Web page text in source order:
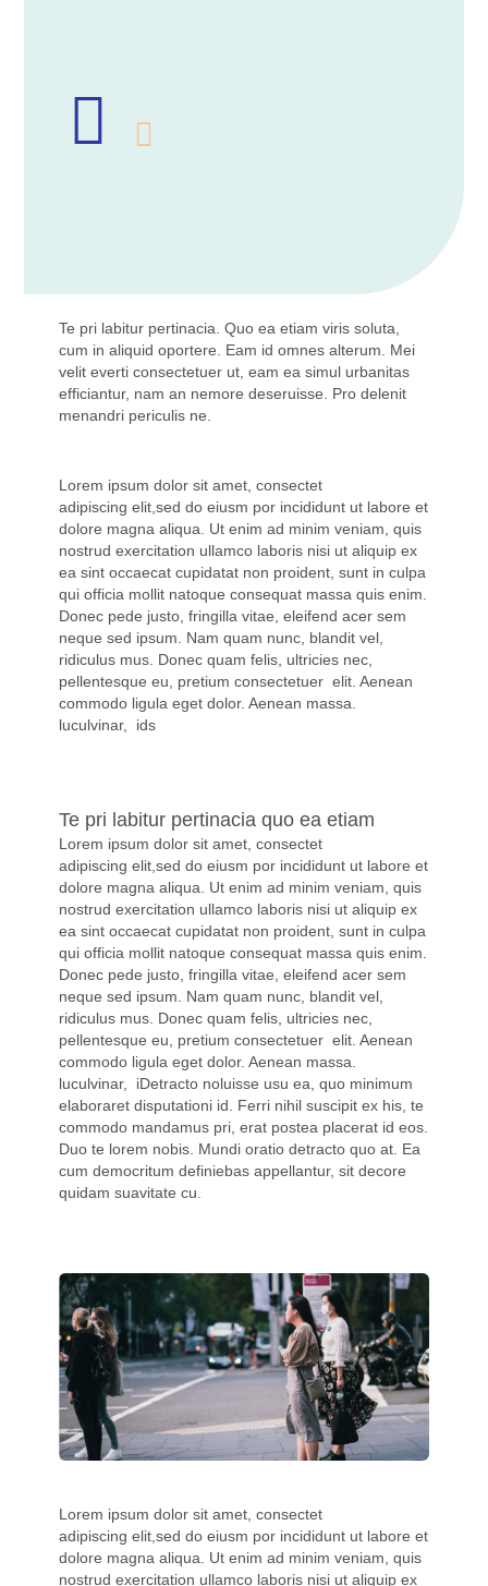
Te pri labitur pertinacia. Quo ea etiam viris soluta,
cum in aliquid oportere. Eam id omnes alterum. Mei
velit everti consectetuer ut, eam ea simul urbanitas
efficiantur, nam an nemore deseruisse. Pro delenit
menandri periculis ne.
Lorem ipsum dolor sit amet, consectet
adipiscing elit,sed do eiusm por incididunt ut labore et
dolore magna aliqua. Ut enim ad minim veniam, quis
nostrud exercitation ullamco laboris nisi ut aliquip ex
ea sint occaecat cupidatat non proident, sunt in culpa
qui officia mollit natoque consequat massa quis enim.
Donec pede justo, fringilla vitae, eleifend acer sem
neque sed ipsum. Nam quam nunc, blandit vel,
ridiculus mus. Donec quam felis, ultricies nec,
pellentesque eu, pretium consectetuer elit. Aenean
commodo ligula eget dolor. Aenean massa.
luculvinar, ids
Te pri labitur pertinacia quo ea etiam
Lorem ipsum dolor sit amet, consectet
adipiscing elit,sed do eiusm por incididunt ut labore et
dolore magna aliqua. Ut enim ad minim veniam, quis
nostrud exercitation ullamco laboris nisi ut aliquip ex
ea sint occaecat cupidatat non proident, sunt in culpa
qui officia mollit natoque consequat massa quis enim.
Donec pede justo, fringilla vitae, eleifend acer sem
neque sed ipsum. Nam quam nunc, blandit vel,
ridiculus mus. Donec quam felis, ultricies nec,
pellentesque eu, pretium consectetuer elit. Aenean
commodo ligula eget dolor. Aenean massa.
luculvinar, iDetracto noluisse usu ea, quo minimum
elaboraret disputationi id. Ferri nihil suscipit ex his, te
commodo mandamus pri, erat postea placerat id eos.
Duo te lorem nobis. Mundi oratio detracto quo at. Ea
cum democritum definiebas appellantur, sit decore
quidam suavitate cu.
Lorem ipsum dolor sit amet, consectet
adipiscing elit,sed do eiusm por incididunt ut labore et
dolore magna aliqua. Ut enim ad minim veniam, quis
nostrud exercitation ullamco laboris nisi ut aliquip ex